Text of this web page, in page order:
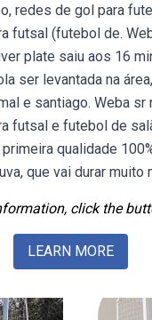
redes de gol para
futsal (futebol de.
plate saiu aos 16
ser levantada na
e santiago. Weba
futsal e futebol de
qualidade
que vai durar muito
click the
LEARN MORE